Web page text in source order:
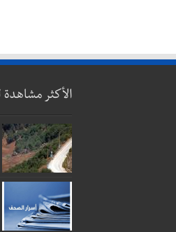
الأكثر مشاهدة